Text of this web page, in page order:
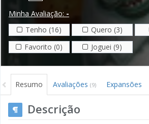
Minha Avaliação: -
Tenho (16)
Quero (3)
Favorito (0)
Joguei (9)
Resumo Avaliações (9) Expansões
Descrição